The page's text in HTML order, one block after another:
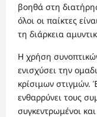
βοηθά στη
όλοι οι παίκτες
τη διάρκεια
Η χρήση
ενισχύσει την
κρίσιμων στιγμών.
ενθαρρύνει τους
συγκεντρωμένοι